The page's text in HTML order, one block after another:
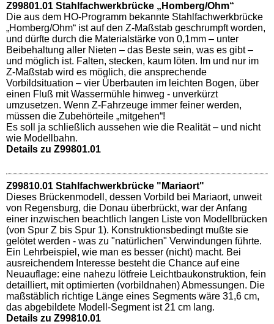
Z99801.01 Stahlfachwerkbrücke „Homberg/Ohm“
Die aus dem HO-Programm bekannte Stahlfachwerkbrücke
„Homberg/Ohm“ ist auf den Z-Maßstab geschrumpft worden,
und dürfte durch die Materialstärke von 0,1mm – unter
Beibehaltung aller Nieten – das Beste sein, was es gibt –
und möglich ist. Falten, stecken, kaum löten. Im und nur im
Z-Maßstab wird es möglich, die ansprechende
Vorbildsituation – vier Überbauten im leichten Bogen, über
einen Fluß mit Wassermühle hinweg - unverkürzt
umzusetzen. Wenn Z-Fahrzeuge immer feiner werden,
müssen die Zubehörteile „mitgehen“!
Es soll ja schließlich aussehen wie die Realität – und nicht
wie Modellbahn.
Details zu Z99801.01
Z99810.01 Stahlfachwerkbrücke "Mariaort"
Dieses Brückenmodell, dessen Vorbild bei Mariaort, unweit
von Regensburg, die Donau überbrückt, war der Anfang
einer inzwischen beachtlich langen Liste von Modellbrücken
(von Spur Z bis Spur 1). Konstruktionsbedingt mußte sie
gelötet werden - was zu "natürlichen" Verwindungen führte.
Ein Lehrbeispiel, wie man es besser (nicht) macht. Bei
ausreichendem Interesse besteht die Chance auf eine
Neuauflage: eine nahezu lötfreie Leichtbaukonstruktion, fein
detailliert, mit optimierten (vorbildnahen) Abmessungen. Die
maßstäblich richtige Länge eines Segments wäre 31,6 cm,
das abgebildete Modell-Segment ist 21 cm lang.
Details zu Z99810.01